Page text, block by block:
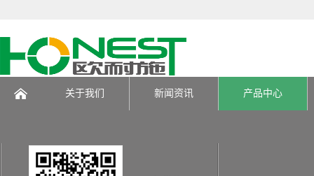
关于我们 新闻资讯 产品中心